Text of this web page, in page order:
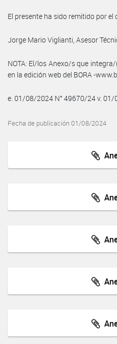
El presente ha sido remitido por el
Jorge Mario Viglianti, Asesor
NOTA: El/los Anexo/s que
en la edición web del BORA -
e. 01/08/2024 N° 49670/24 v.
Fecha de publicación 01/08/2024